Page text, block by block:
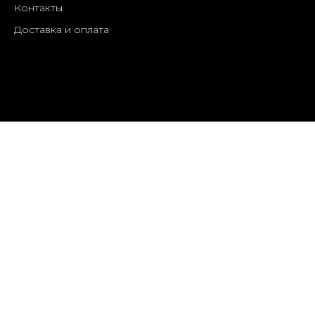
Контакты
Доставка и оплата